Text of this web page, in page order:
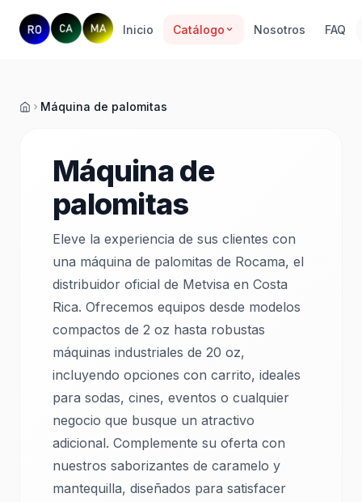
Inicio Catálogo Nosotros FAQ
Inicio
Máquina de palomitas
Máquina de
palomitas
Eleve la experiencia de sus clientes con
una máquina de palomitas de Rocama, el
distribuidor oficial de Metvisa en Costa
Rica. Ofrecemos equipos desde modelos
compactos de 2 oz hasta robustas
máquinas industriales de 20 oz,
incluyendo opciones con carrito, ideales
para sodas, cines, eventos o cualquier
negocio que busque un atractivo
adicional. Complemente su oferta con
nuestros saborizantes de caramelo y
mantequilla, diseñados para satisfacer